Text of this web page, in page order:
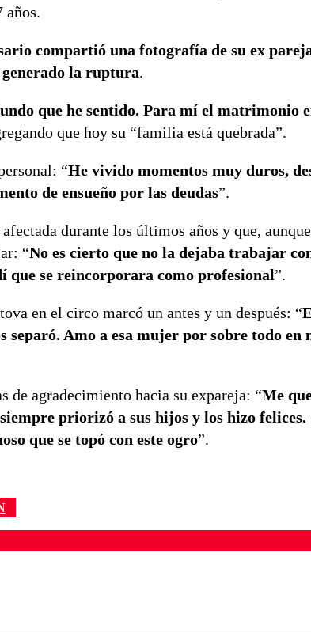
años.
compartió una fotografía de su ex
generado la ruptura.
que he sentido. Para mí el matrimonio
que hoy su “familia está quebrada”.
“He vivido momentos muy duros,
de ensueño por las deudas”.
durante los últimos años y que,
“No es cierto que no la dejaba trabajar
que se reincorporara como profesional”.
en el circo marcó un antes y un después: “
Amo a esa mujer por sobre todo en
agradecimiento hacia su expareja: “Me
priorizó a sus hijos y los hizo felices.
que se topó con este ogro”.